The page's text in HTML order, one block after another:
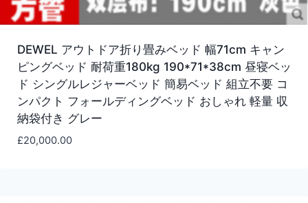
DEWEL アウトドア折り畳みベッド 幅71cm キャン
ピングベッド 耐荷重180kg 190*71*38cm 昼寝ベッ
ド シングルレジャーベッド 簡易ベッド 組立不要 コ
ンパクト フォールディングベッド おしゃれ 軽量 収
納袋付き グレー
£20,000.00